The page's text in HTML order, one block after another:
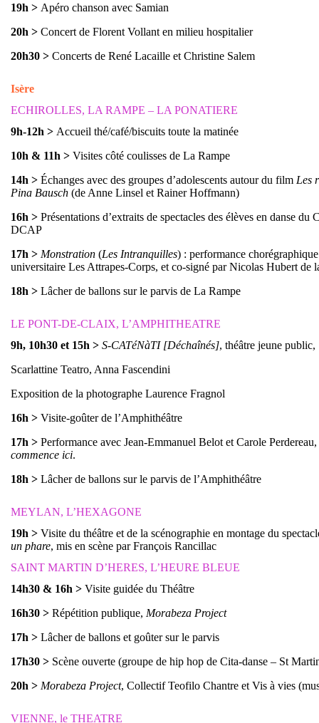
19h > Apéro chanson avec Samian
20h > Concert de Florent Vollant en milieu hospitalier
20h30 > Concerts de René Lacaille et Christine Salem
Isère
ECHIROLLES, LA RAMPE – LA PONATIERE
9h-12h > Accueil thé/café/biscuits toute la matinée
10h & 11h > Visites côté coulisses de La Rampe
14h > Échanges avec des groupes d’adolescents autour du film Les
Pina Bausch (de Anne Linsel et Rainer Hoffmann)
16h > Présentations d’extraits de spectacles des élèves en danse du
DCAP
17h > Monstration (Les Intranquilles) : performance
universitaire Les Attrapes-Corps, et co-signé par Nicolas Hubert de
18h > Lâcher de ballons sur le parvis de La Rampe
LE PONT-DE-CLAIX, L’AMPHITHEATRE
9h, 10h30 et 15h > S-CATéNàTI [Déchaînés], théâtre jeune public,
Scarlattine Teatro, Anna Fascendini
Exposition de la photographe Laurence Fragnol
16h > Visite-goûter de l’Amphithéâtre
17h > Performance avec Jean-Emmanuel Belot et Carole
commence ici.
18h > Lâcher de ballons sur le parvis de l’Amphithéâtre
MEYLAN, L’HEXAGONE
19h > Visite du théâtre et de la scénographie en montage du
un phare, mis en scène par François Rancillac
SAINT MARTIN D’HERES, L’HEURE BLEUE
14h30 & 16h > Visite guidée du Théâtre
16h30 > Répétition publique, Morabeza Project
17h > Lâcher de ballons et goûter sur le parvis
17h30 > Scène ouverte (groupe de hip hop de Cita-danse – St
20h > Morabeza Project, Collectif Teofilo Chantre et Vis à vies
VIENNE, le THEATRE